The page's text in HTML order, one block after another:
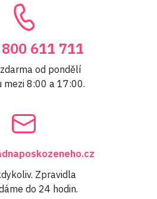
611 711
od pondělí
mezi 8:00 a 17:00.
Zpravidla
do 24 hodin.